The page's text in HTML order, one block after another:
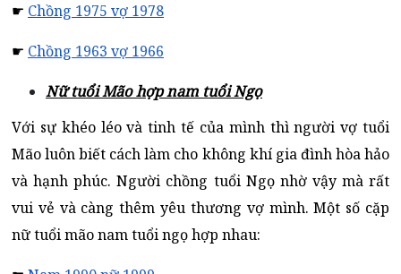
☛ Chồng 1975 vợ 1978
☛ Chồng 1963 vợ 1966
Nữ tuổi Mão hợp nam tuổi Ngọ
Với sự khéo léo và tinh tế của mình thì người vợ tuổi
Mão luôn biết cách làm cho không khí gia đình hòa hảo
và hạnh phúc. Người chồng tuổi Ngọ nhờ vậy mà rất
vui vẻ và càng thêm yêu thương vợ mình. Một số cặp
nữ tuổi mão nam tuổi ngọ hợp nhau: